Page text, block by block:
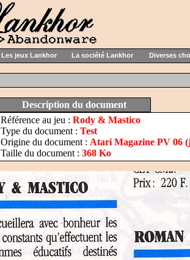
Les jeux Lankhor La société Lankhor Diverses
Description du document
Référence au jeu : Rody & Mastico
Type du document : Test
Origine du document : Atari Magazine PV 06
Taille du document : 368 Ko